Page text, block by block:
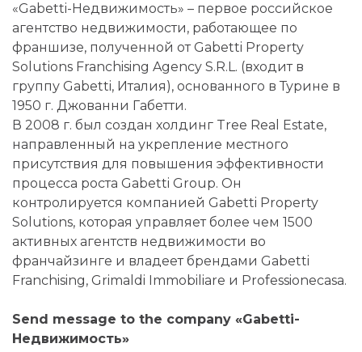
«Gabetti-Недвижимость» – первое российское
агентство недвижимости, работающее по
франшизе, полученной от Gabetti Property
Solutions Franchising Agency S.R.L. (входит в
группу Gabetti, Италия), основанного в Турине в
1950 г. Джованни Габетти.
В 2008 г. был создан холдинг Tree Real Estate,
направленный на укрепление местного
присутствия для повышения эффективности
процесса роста Gabetti Group. Он
контролируется компанией Gabetti Property
Solutions, которая управляет более чем 1500
активных агентств недвижимости во
франчайзинге и владеет брендами Gabetti
Franchising, Grimaldi Immobiliare и Professionecasa.
Send message to the company «Gabetti-
Недвижимость»